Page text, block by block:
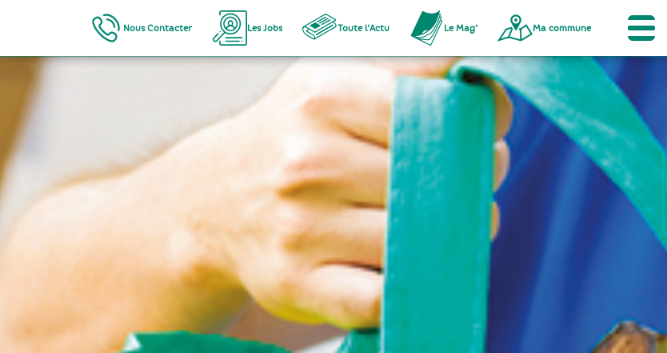
Nous Contacter Les Jobs Toute l'Actu Le Mag' Ma commune